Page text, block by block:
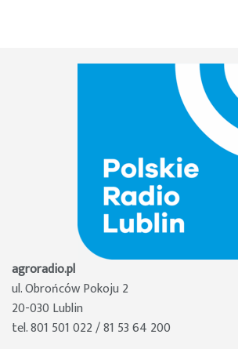
agroradio.pl
ul. Obrońców Pokoju 2
20-030 Lublin
tel. 801 501 022 / 81 53 64 200